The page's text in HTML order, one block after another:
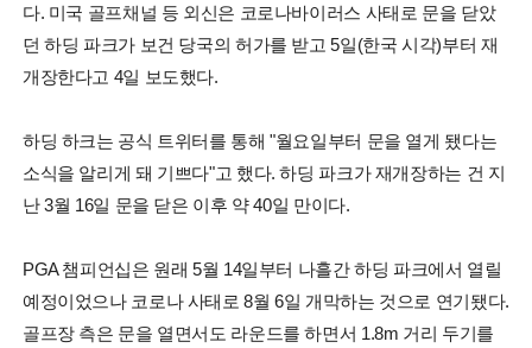
다. 미국 골프채널 등 외신은 코로나바이러스 사태로 문을 닫았
던 하딩 파크가 보건 당국의 허가를 받고 5일(한국 시각)부터 재
개장한다고 4일 보도했다.
하딩 하크는 공식 트위터를 통해 "월요일부터 문을 열게 됐다는
소식을 알리게 돼 기쁘다"고 했다. 하딩 파크가 재개장하는 건 지
난 3월 16일 문을 닫은 이후 약 40일 만이다.
PGA 챔피언십은 원래 5월 14일부터 나흘간 하딩 파크에서 열릴
예정이었으나 코로나 사태로 8월 6일 개막하는 것으로 연기됐다.
골프장 측은 문을 열면서도 라운드를 하면서 1.8m 거리 두기를